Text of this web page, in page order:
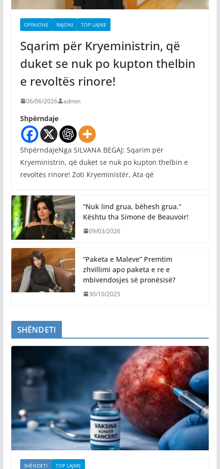
OPINIONE RAJONI TOP LAJME
Sqarim për Kryeministrin, që
duket se nuk po kupton thelbin
e revoltës rinore!
06/06/2026 admin
Shpërndaje
ShpërndajeNga SILVANA BEGAJ: Sqarim për
Kryeministrin, që duket se nuk po kupton thelbin e
revoltës rinore! Zoti Kryeministër, Ata që
“Nuk lind grua, bëhesh grua.”
Kështu tha Simone de Beauvoir!
09/03/2026
“Paketa e Maleve” Premtim
zhvillimi apo paketa e re e
mbivendosjes së pronësisë?
30/10/2025
SHËNDETI
SHËNDETI TOP LAJME